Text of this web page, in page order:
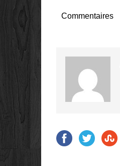
Commentaires